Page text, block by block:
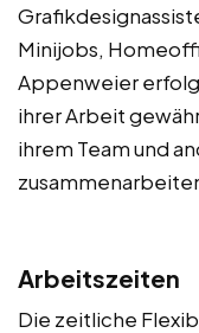
Minijobs,
Appenweier
ihrer Arbeit
ihrem Team und
Arbeitszeiten
Die zeitliche